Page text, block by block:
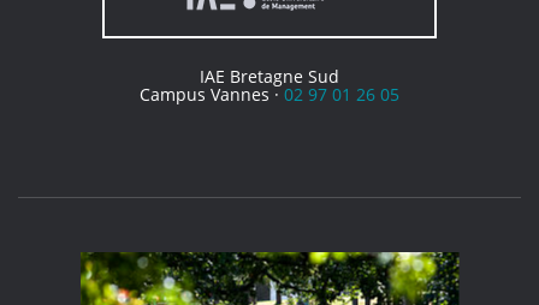
IAE Bretagne Sud
Campus Vannes ·02 97 01 26 05